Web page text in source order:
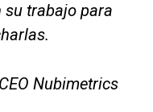
su trabajo para
Nubimetrics